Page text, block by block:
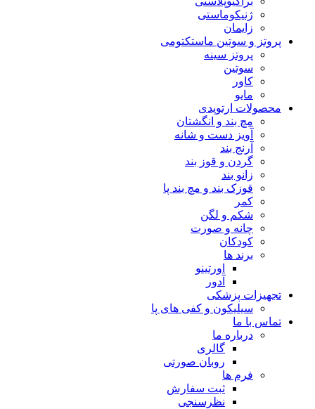
ژنیکوماستی
زایمان
پروتز و سوتین ماستکتومی
پروتز سینه
سوتین
کاور
مایو
محصولات ارتوپدی
مچ بند و انگشتان
آویز دست و شانه
آرنج بند
گردن و قوز بند
زانو بند
قوزک بند و مچ بند پا
کمر
شکم و لگن
چانه و صورت
کودکان
برند ها
اورتینو
آدور
تجهیزات پزشکی
سیلیکون و کفی های پا
تماس با ما
درباره ما
گالری
روبان صورتی
فرم ها
ثبت سفارش
نظرسنجی